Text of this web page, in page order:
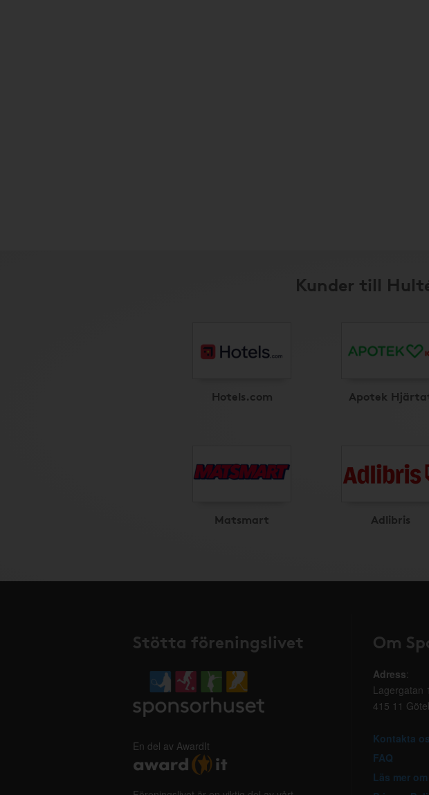
Kunder till
Hotels.com Apotek
Matsmart Adlibris
Stötta föreningslivet
En del av AwardIt
Om
Adress:
Lagergatan
415 11
Kontakta
FAQ
Läs mer